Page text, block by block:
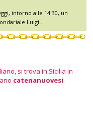
intorno alle 14.30, un
Luigi...
si trova in Sicilia in
catenanuovesi.